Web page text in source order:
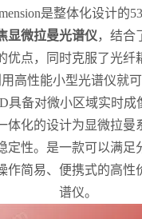
是整体化设计的
显微拉曼光谱仪，结合
优点，同时克服了光纤
高性能小型光谱仪就
具备对微小区域实时成
体化的设计为显微拉曼
定性。是一款可以满足
作简易、便携式的高性
谱仪。